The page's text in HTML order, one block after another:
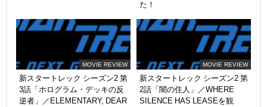
た！
MOVIE REVIEW
新スタートレック シーズン2 第
3話「ホログラム・デッキの反
逆者」／ELEMENTARY, DEAR
MOVIE REVIEW
新スタートレック シーズン2 第
2話「闇の住人」／WHERE
SILENCE HAS LEASEを観